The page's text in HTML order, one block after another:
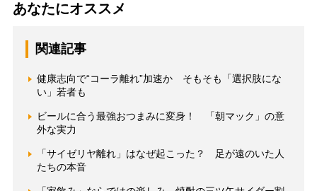
あなたにオススメ
関連記事
健康志向で“コーラ離れ”加速か そもそも「選択肢にな
い」若者も
ビールに合う最強おつまみに変身！ 「朝マック」の意
外な実力
「サイゼリヤ離れ」はなぜ起こった？ 足が遠のいた人
たちの本音